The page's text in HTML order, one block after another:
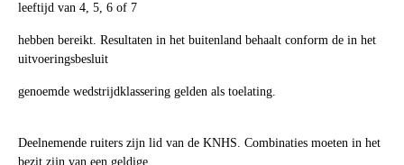
leeftijd van 4, 5, 6 of 7
hebben bereikt. Resultaten in het buitenland behaalt conform de in het
uitvoeringsbesluit
genoemde wedstrijdklassering gelden als toelating.
Deelnemende ruiters zijn lid van de KNHS. Combinaties moeten in het
bezit zijn van een geldige